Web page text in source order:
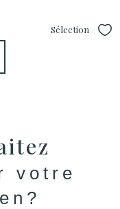
Sélection
votre